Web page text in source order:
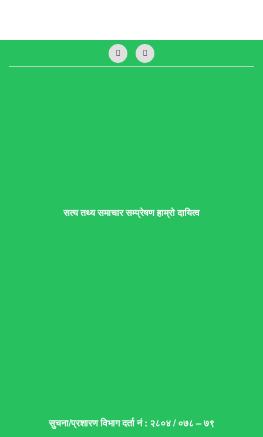
सत्य तथ्य समाचार सम्प्रेषण हाम्रो दायित्व
सुचना/प्रशारण विभाग दर्ता नं : २८०४ / ०७८ – ७९